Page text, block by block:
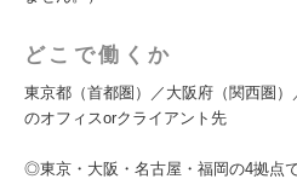
どこで働くか
東京都（首都圏）／大阪府（関西圏
のオフィスorクライアント先
◎東京・大阪・名古屋・福岡の4拠点で